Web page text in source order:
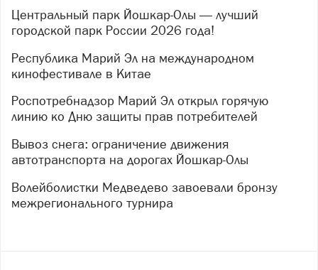
Центральный парк Йошкар-Олы — лучший
городской парк России 2026 года!
Республика Марий Эл на международном
кинофестивале в Китае
Роспотребнадзор Марий Эл открыл горячую
линию ко Дню защиты прав потребителей
Вывоз снега: ограничение движения
автотранспорта на дорогах Йошкар-Олы
Волейболистки Медведево завоевали бронзу
межрегионального турнира